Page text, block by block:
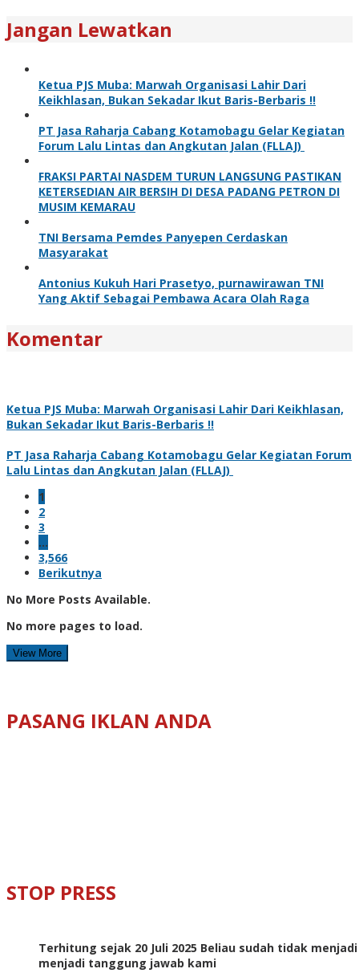
Jangan Lewatkan
Ketua PJS Muba: Marwah Organisasi Lahir Dari
Keikhlasan, Bukan Sekadar Ikut Baris-Berbaris !!
PT Jasa Raharja Cabang Kotamobagu Gelar Kegiatan
Forum Lalu Lintas dan Angkutan Jalan (FLLAJ)
FRAKSI PARTAI NASDEM TURUN LANGSUNG PASTIKAN
KETERSEDIAN AIR BERSIH DI DESA PADANG PETRON DI
MUSIM KEMARAU
TNI Bersama Pemdes Panyepen Cerdaskan
Masyarakat
Antonius Kukuh Hari Prasetyo, purnawirawan TNI
Yang Aktif Sebagai Pembawa Acara Olah Raga
Komentar
Ketua PJS Muba: Marwah Organisasi Lahir Dari Keikhlasan,
Bukan Sekadar Ikut Baris-Berbaris !!
PT Jasa Raharja Cabang Kotamobagu Gelar Kegiatan Forum
Lalu Lintas dan Angkutan Jalan (FLLAJ)
1
2
3
…
3,566
Berikutnya
No More Posts Available.
No more pages to load.
View More
PASANG IKLAN ANDA
STOP PRESS
Terhitung sejak 20 Juli 2025 Beliau sudah tidak
menjadi tanggung jawab kami